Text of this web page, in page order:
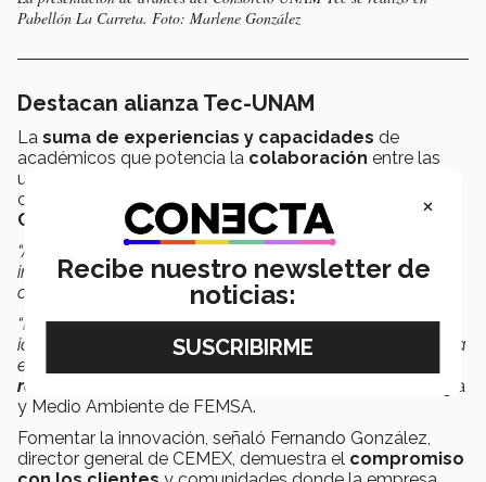
Pabellón La Carreta. Foto: Marlene González
Destacan alianza Tec-UNAM
La suma de experiencias y capacidades de
académicos que potencia la colaboración entre las
universidades del
cualidades que destacaron directivos de
CEMEX y BBVA
“Al participar en el consorcio hemos visto cómo ambas
instituciones han colaborado en trabajar de una manera
coordinada y eficiente.
“Fue muy visible para nosotros el ver cómo se
identificaban las capacidades y los potenciales que había
en los grupos, eso ha sido muy positivo
resultados
, comentó Víctor Treviño, director de Energía
y Medio Ambiente de FEMSA.
Fomentar la innovación, señaló Fernando González,
director general de CEMEX, demuestra el compromiso
×
Recibe nuestro newsletter de
noticias: